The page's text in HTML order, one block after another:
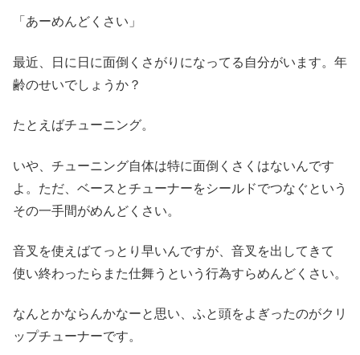
「あーめんどくさい」
最近、日に日に面倒くさがりになってる自分がいます。年
齢のせいでしょうか？
たとえばチューニング。
いや、チューニング自体は特に面倒くさくはないんです
よ。ただ、ベースとチューナーをシールドでつなぐという
その一手間がめんどくさい。
音叉を使えばてっとり早いんですが、音叉を出してきて
使い終わったらまた仕舞うという行為すらめんどくさい。
なんとかならんかなーと思い、ふと頭をよぎったのがクリ
ップチューナーです。